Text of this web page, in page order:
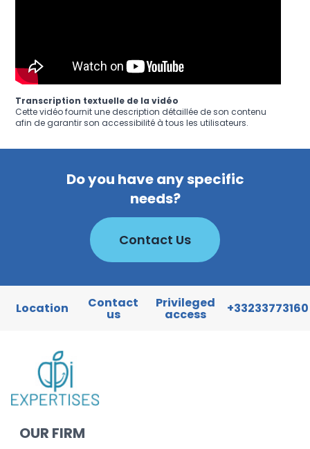
Transcription textuelle de la vidéo
Cette vidéo fournit une description détaillée de son contenu
afin de garantir son accessibilité à tous les utilisateurs.
Do you have any specific
needs?
Contact Us
Location Contact
us
Privileged
access +33233773160
OUR FIRM